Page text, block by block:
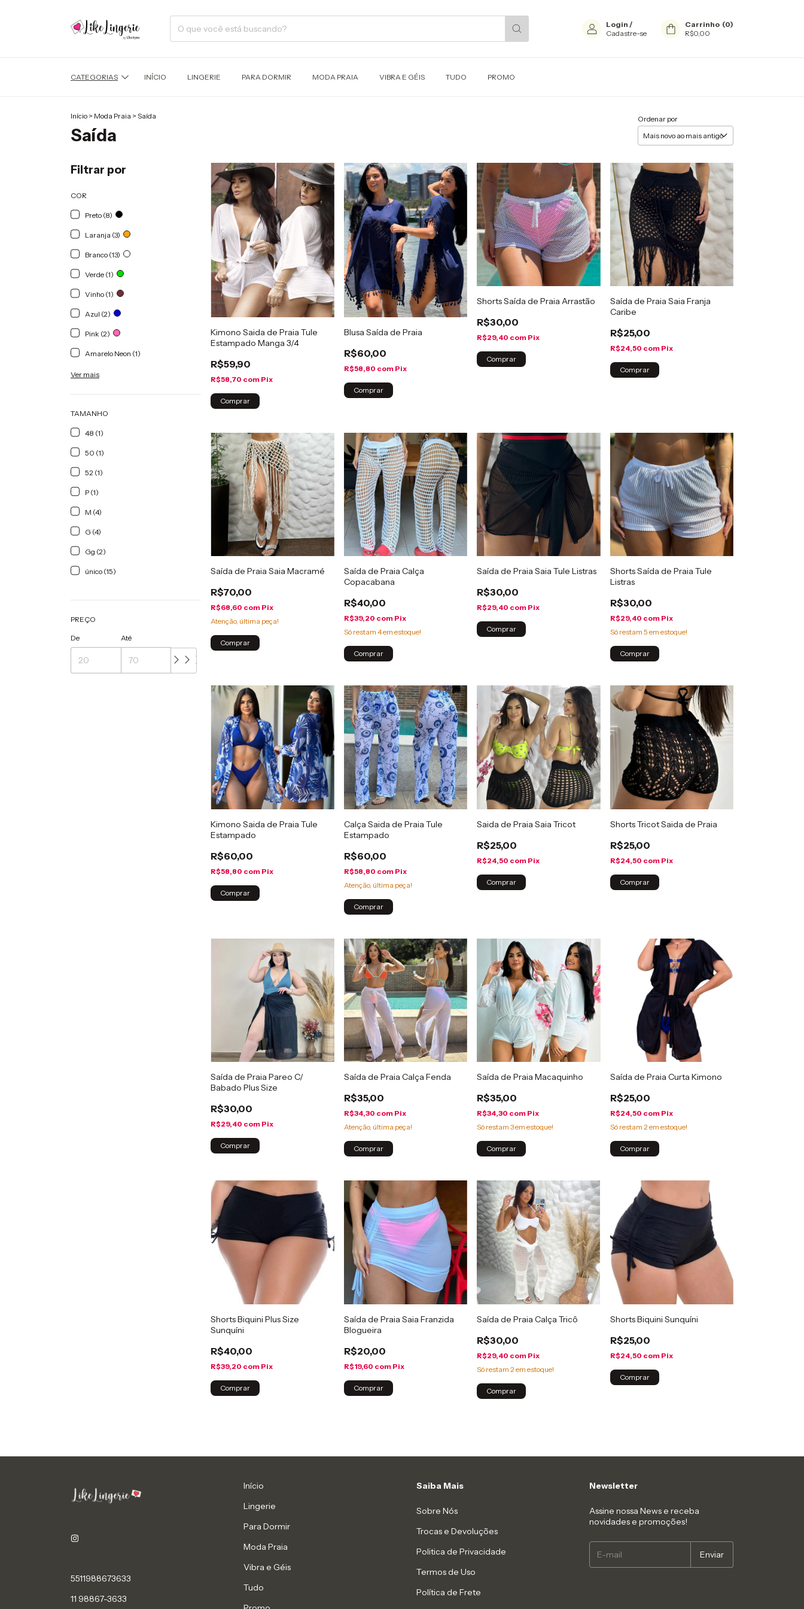
Login /
Cadastre-se
Carrinho (0)
R$0,00
CATEGORIAS INÍCIO LINGERIE PARA DORMIR MODA PRAIA VIBRA E GÉIS TUDO PROMO
Início > Moda Praia > Saída
Saída
Ordenar por
Filtrar por
COR
Preto (8)
Laranja (3)
Branco (13)
Verde (1)
Vinho (1)
Azul (2)
Pink (2)
Amarelo Neon (1)
Ver mais
TAMANHO
48 (1)
50 (1)
52 (1)
P (1)
M (4)
G (4)
Gg (2)
único (15)
PREÇO
De Até
Kimono Saida de Praia Tule
Estampado Manga 3/4
R$59,90
R$58,70 com Pix
Comprar
Blusa Saída de Praia
R$60,00
R$58,80 com Pix
Comprar
Shorts Saída de Praia Arrastão
R$30,00
R$29,40 com Pix
Comprar
Saída de Praia Saia Franja
Caribe
R$25,00
R$24,50 com Pix
Comprar
Saída de Praia Saia Macramé
R$70,00
R$68,60 com Pix
Atenção, última peça!
Comprar
Saída de Praia Calça
Copacabana
R$40,00
R$39,20 com Pix
Só restam 4em estoque!
Comprar
Saída de Praia Saia Tule Listras
R$30,00
R$29,40 com Pix
Comprar
Shorts Saída de Praia Tule
Listras
R$30,00
R$29,40 com Pix
Só restam 5 em estoque!
Comprar
Kimono Saida de Praia Tule
Estampado
R$60,00
R$58,80 com Pix
Comprar
Calça Saida de Praia Tule
Estampado
R$60,00
R$58,80 com Pix
Atenção, última peça!
Comprar
Saida de Praia Saia Tricot
R$25,00
R$24,50 com Pix
Comprar
Shorts Tricot Saida de Praia
R$25,00
R$24,50 com Pix
Comprar
Saída de Praia Pareo C/
Babado Plus Size
R$30,00
R$29,40 com Pix
Comprar
Saída de Praia Calça Fenda
R$35,00
R$34,30 com Pix
Atenção, última peça!
Comprar
Saída de Praia Macaquinho
R$35,00
R$34,30 com Pix
Só restam3em estoque!
Comprar
Saída de Praia Curta Kimono
R$25,00
R$24,50 com Pix
Só restam 2em estoque!
Comprar
Shorts Biquini Plus Size
Sunquíni
R$40,00
R$39,20 com Pix
Comprar
Saída de Praia Saia Franzida
Blogueira
R$20,00
R$19,60 com Pix
Comprar
Saída de Praia Calça Tricô
R$30,00
R$29,40 com Pix
Só restam2 em estoque!
Comprar
Shorts Biquini Sunquíni
R$25,00
R$24,50 com Pix
Comprar
5511988673633
11 98867-3633
Início
Lingerie
Para Dormir
Moda Praia
Vibra e Géis
Tudo
Saiba Mais
Sobre Nós
Trocas e Devoluções
Politica de Privacidade
Termos de Uso
Política de Frete
Newsletter
Assine nossa News e receba
novidades e promoções!